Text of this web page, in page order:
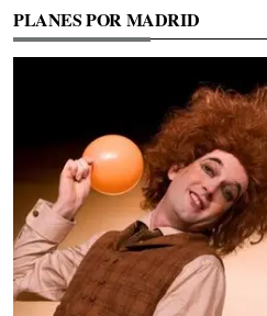
PLANES POR MADRID